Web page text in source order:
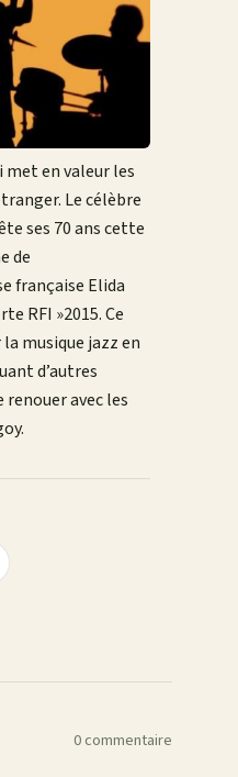
en valeur les
Le célèbre
ses 70 ans cette
de
française Elida
RFI »2015. Ce
musique jazz en
d’autres
renouer avec les
0 commentaire